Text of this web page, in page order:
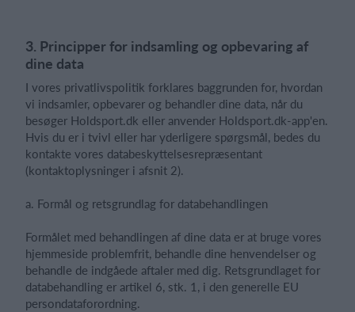
3. Principper for indsamling og opbevaring af
dine data
I vores privatlivspolitik forklares baggrunden for, hvordan
vi indsamler, opbevarer og behandler dine data, når du
besøger Holdsport.dk eller anvender Holdsport.dk-app'en.
Hvis du er i tvivl eller har yderligere spørgsmål, bedes du
kontakte vores databeskyttelsesrepræsentant
(kontaktoplysninger i afsnit 2).
a. Formål og retsgrundlag for databehandlingen
Formålet med behandlingen af dine data er at bruge vores
hjemmeside problemfrit, behandle dine henvendelser og
behandle de indgåede aftaler med dig. Retsgrundlaget for
databehandling er artikel 6, stk. 1, i den generelle EU
persondataforordning.